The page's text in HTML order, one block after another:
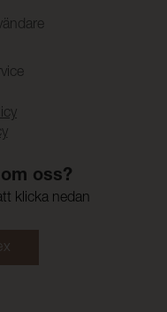
oss?
klicka nedan